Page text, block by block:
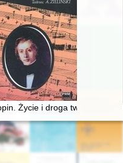
1849]
Życie i droga twórcza